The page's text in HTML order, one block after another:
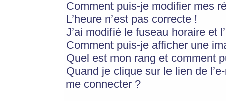
Comment puis-je modifier mes
L’heure n’est pas correcte !
J’ai modifié le fuseau horaire et
Comment puis-je afficher une
Quel est mon rang et comment
Quand je clique sur le lien de
me connecter ?